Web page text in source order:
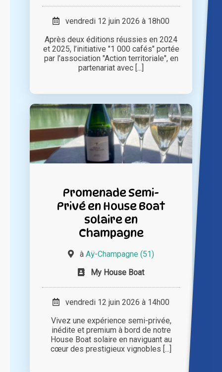
vendredi 12 juin 2026 à 18h00
Après deux éditions réussies en 2024
et 2025, l’initiative "1 000 cafés" portée
par l’association "Action territoriale", en
partenariat avec [...]
Promenade Semi-
Privé en House Boat
solaire en
Champagne
à Aÿ-Champagne (51)
My House Boat
vendredi 12 juin 2026 à 14h00
Vivez une expérience semi-privée,
inédite et premium à bord de notre
House Boat solaire en naviguant au
cœur des prestigieux vignobles [...]